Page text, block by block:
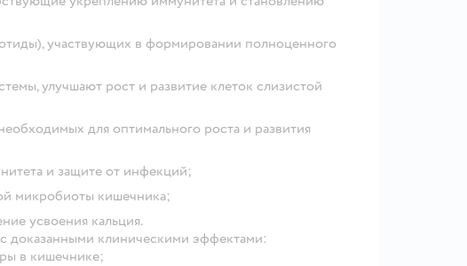
участвующих в формировании полноценного
улучшают рост и развитие клеток слизистой
для оптимального роста и развития
и защите от инфекций;
микробиоты кишечника;
усвоения кальция.
доказанными клиническими эффектами:
в кишечнике;